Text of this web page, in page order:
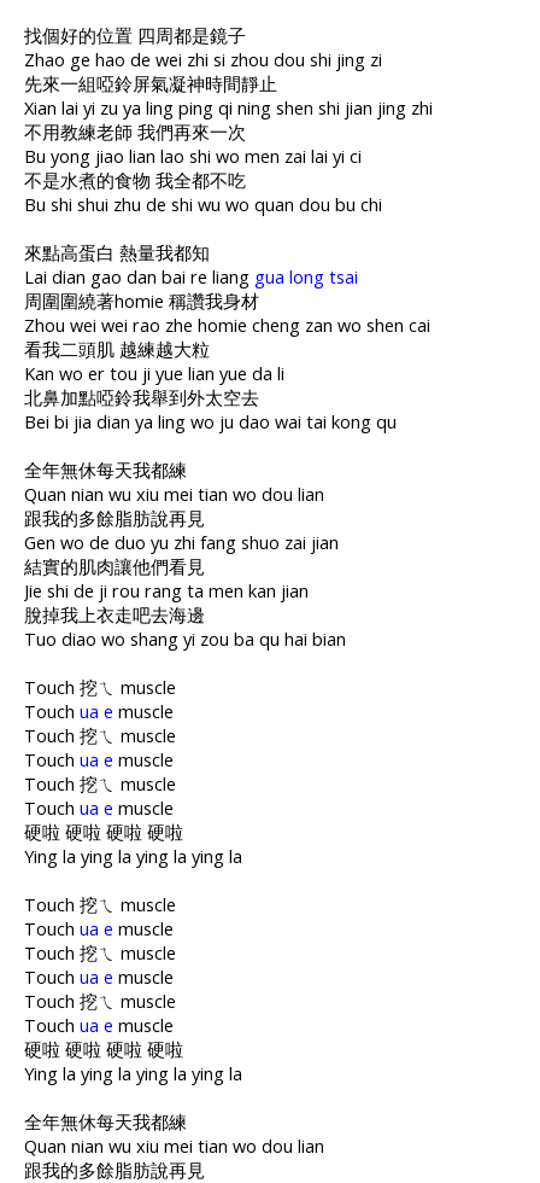
找個好的位置 四周都是鏡子
Zhao ge hao de wei zhi si zhou dou shi jing zi
先來一組啞鈴屏氣凝神時間靜止
Xian lai yi zu ya ling ping qi ning shen shi jian jing zhi
不用教練老師 我們再來一次
Bu yong jiao lian lao shi wo men zai lai yi ci
不是水煮的食物 我全都不吃
Bu shi shui zhu de shi wu wo quan dou bu chi
來點高蛋白 熱量我都知
Lai dian gao dan bai re liang gua long tsai
周圍圍繞著homie 稱讚我身材
Zhou wei wei rao zhe homie cheng zan wo shen cai
看我二頭肌 越練越大粒
Kan wo er tou ji yue lian yue da li
北鼻加點啞鈴我舉到外太空去
Bei bi jia dian ya ling wo ju dao wai tai kong qu
全年無休每天我都練
Quan nian wu xiu mei tian wo dou lian
跟我的多餘脂肪說再見
Gen wo de duo yu zhi fang shuo zai jian
結實的肌肉讓他們看見
Jie shi de ji rou rang ta men kan jian
脫掉我上衣走吧去海邊
Tuo diao wo shang yi zou ba qu hai bian
Touch 挖ㄟ muscle
Touch ua e muscle
Touch 挖ㄟ muscle
Touch ua e muscle
Touch 挖ㄟ muscle
Touch ua e muscle
硬啦 硬啦 硬啦 硬啦
Ying la ying la ying la ying la
Touch 挖ㄟ muscle
Touch ua e muscle
Touch 挖ㄟ muscle
Touch ua e muscle
Touch 挖ㄟ muscle
Touch ua e muscle
硬啦 硬啦 硬啦 硬啦
Ying la ying la ying la ying la
全年無休每天我都練
Quan nian wu xiu mei tian wo dou lian
跟我的多餘脂肪說再見